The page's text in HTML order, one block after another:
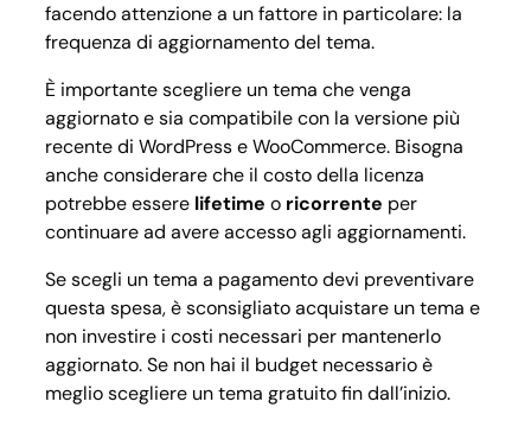
facendo attenzione a un fattore in particolare: la
frequenza di aggiornamento del tema.
È importante scegliere un tema che venga
aggiornato e sia compatibile con la versione più
recente di WordPress e WooCommerce. Bisogna
anche considerare che il costo della licenza
potrebbe essere lifetime o ricorrente per
continuare ad avere accesso agli aggiornamenti.
Se scegli un tema a pagamento devi preventivare
questa spesa, è sconsigliato acquistare un tema e
non investire i costi necessari per mantenerlo
aggiornato. Se non hai il budget necessario è
meglio scegliere un tema gratuito fin dall’inizio.